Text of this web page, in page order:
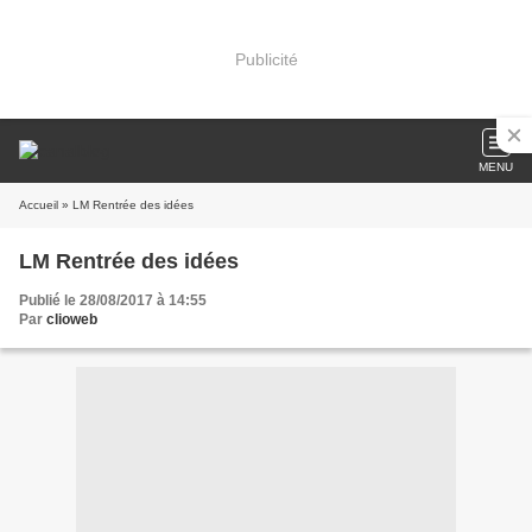
Publicité
MENU
Accueil » LM Rentrée des idées
LM Rentrée des idées
Publié le 28/08/2017 à 14:55
Par clioweb